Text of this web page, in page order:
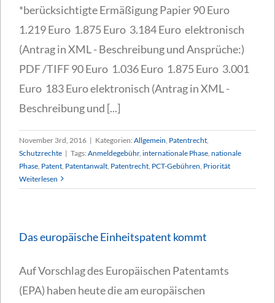
*berücksichtigte Ermäßigung Papier 90 Euro
1.219 Euro 1.875 Euro 3.184 Euro elektronisch
(Antrag in XML - Beschreibung und Ansprüche:)
PDF /TIFF 90 Euro 1.036 Euro 1.875 Euro 3.001
Euro 183 Euro elektronisch (Antrag in XML -
Beschreibung und [...]
November 3rd, 2016 | Kategorien: Allgemein Patentrecht
Schutzrechte | Tags: Anmeldegebühr, internationale Phase nationale
Phase Patent Patentanwalt Patentrecht PCT-Gebühren Priorität
Weiterlesen
Das europäische Einheitspatent kommt
Auf Vorschlag des Europäischen Patentamts
(EPA) haben heute die am europäischen